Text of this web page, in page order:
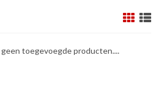
toegevoegde producten....